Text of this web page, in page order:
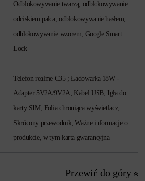
Odblokowywanie twarzą, odblokowywanie
odciskiem palca, odblokowywanie hasłem,
odblokowywanie wzorem, Google Smart
Lock
Telefon realme C35 ; Ładowarka 18W -
Adapter 5V2A/9V2A; Kabel USB; Igła do
karty SIM; Folia chroniąca wyświetlacz;
Skrócony przewodnik; Ważne informacje o
produkcie, w tym karta gwarancyjna
Przewiń do góry